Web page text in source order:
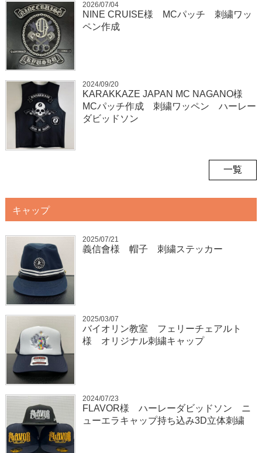
2026/07/04
NINE CRUISE様 MCパッチ 刺繍ワッ
ペン作成
2024/09/20
KARAKKAZE JAPAN MC NAGANO様
MCパッチ作成 刺繍ワッペン ハーレー
ダビッドソン
一覧
キャップ
2025/07/21
義信會様 帽子 刺繍ステッカー
2025/03/07
バイオリン教室 フェリーチェアルト
様 オリジナル刺繍キャップ
2024/07/23
FLAVOR様 ハーレーダビッドソン ニ
ューエラキャップ持ち込み3D立体刺繍